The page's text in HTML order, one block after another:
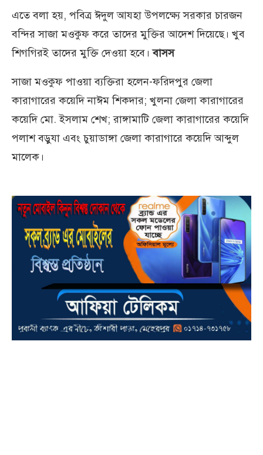
এতে বলা হয়, পবিত্র ঈদুল আযহা উপলক্ষ্যে সরকার চারজন
বন্দির সাজা মওকুফ করে তাদের মুক্তির আদেশ দিয়েছে। খুব
শিগগিরই তাদের মুক্তি দেওয়া হবে।বাসস
সাজা মওকুফ পাওয়া ব্যক্তিরা হলেন-ফরিদপুর জেলা
কারাগারের কয়েদি নাঈম শিকদার; খুলনা জেলা কারাগারের
কয়েদি মো. ইসলাম শেখ; রাঙ্গামাটি জেলা কারাগারের কয়েদি
পলাশ বড়ুযা এবং চুয়াডাঙ্গা জেলা কারাগারে কয়েদি আব্দুল
মালেক।